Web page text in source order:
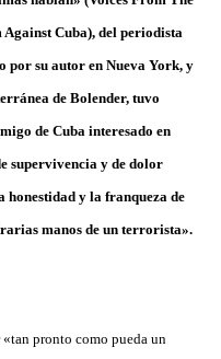
Cuba), del periodista
por su autor en Nueva York, y
de Bolender, tuvo
de Cuba interesado en
supervivencia y de dolor
honestidad y la franqueza de
manos de un terrorista».
pronto como pueda un